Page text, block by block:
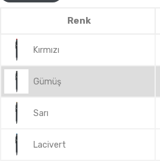
Renk
Kırmızı
Gümüş
Sarı
Lacivert